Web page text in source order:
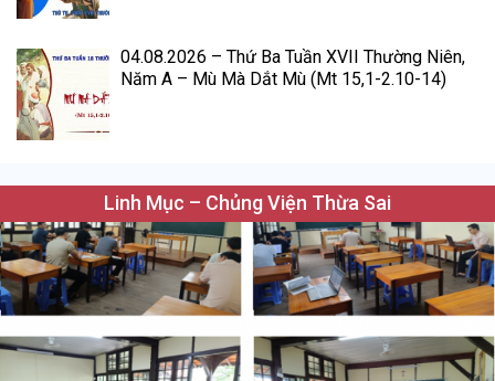
04.08.2026 – Thứ Ba Tuần XVII Thường Niên,
Năm A – Mù Mà Dắt Mù (Mt 15,1-2.10-14)
Linh Mục – Chủng Viện Thừa Sai